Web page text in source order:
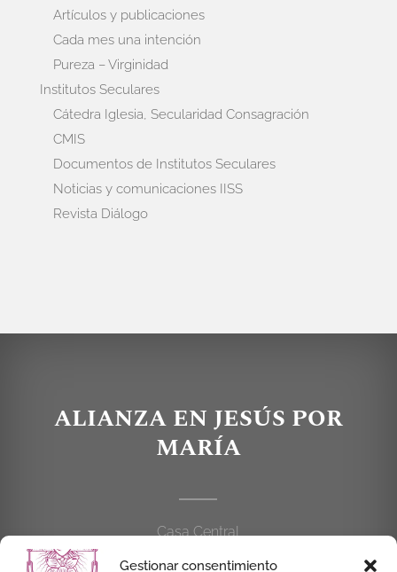
Gestionar consentimiento
Artículos y publicaciones
Cada mes una intención
Pureza – Virginidad
Institutos Seculares
Cátedra Iglesia, Secularidad Consagración
CMIS
Documentos de Institutos Seculares
Noticias y comunicaciones IISS
Revista Diálogo
ALIANZA EN JESÚS POR
MARÍA
Casa Central
C/Cardenal Cisneros, 55